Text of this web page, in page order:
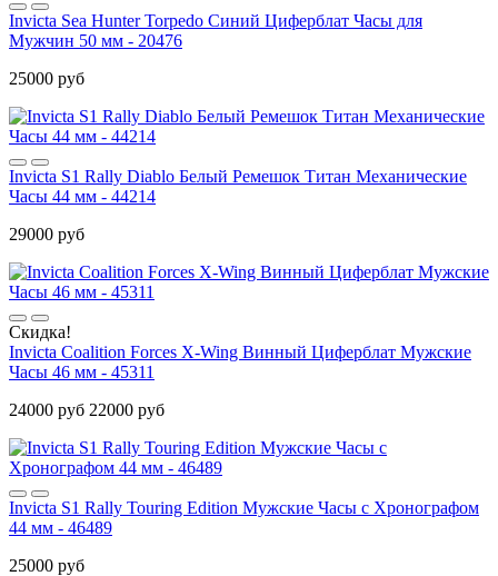
Invicta Sea Hunter Torpedo Синий Циферблат Часы для
Мужчин 50 мм - 20476
25000 руб
Invicta S1 Rally Diablo Белый Ремешок Титан Механические
Часы 44 мм - 44214
29000 руб
Скидка!
Invicta Coalition Forces X-Wing Винный Циферблат Мужские
Часы 46 мм - 45311
24000 руб 22000 руб
Invicta S1 Rally Touring Edition Мужские Часы с Хронографом
44 мм - 46489
25000 руб